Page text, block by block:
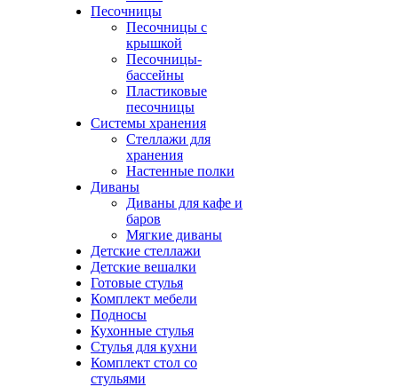
Песочницы
Песочницы с
крышкой
Песочницы-
бассейны
Пластиковые
песочницы
Системы хранения
Стеллажи для
хранения
Настенные полки
Диваны
Диваны для кафе и
баров
Мягкие диваны
Детские стеллажи
Детские вешалки
Готовые стулья
Комплект мебели
Подносы
Кухонные стулья
Стулья для кухни
Комплект стол со
стульями